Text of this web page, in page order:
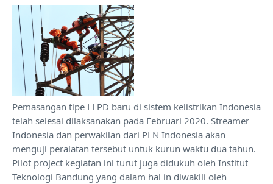
Pemasangan tipe LLPD baru di sistem kelistrikan Indonesia
telah selesai dilaksanakan pada Februari 2020. Streamer
Indonesia dan perwakilan dari PLN Indonesia akan
menguji peralatan tersebut untuk kurun waktu dua tahun.
Pilot project kegiatan ini turut juga didukuh oleh Institut
Teknologi Bandung yang dalam hal in diwakili oleh